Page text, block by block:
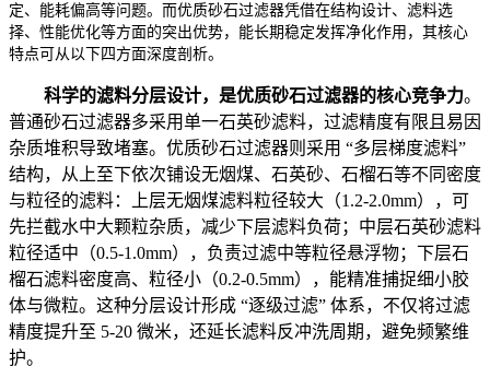
定、能耗偏高等问题。而优质砂石过滤器凭借在结构设计、滤料选
择、性能优化等方面的突出优势，能长期稳定发挥净化作用，其核心
特点可从以下四方面深度剖析。
科学的滤料分层设计，是优质砂石过滤器的核心竞争力。
普通砂石过滤器多采用单一石英砂滤料，过滤精度有限且易因
杂质堆积导致堵塞。优质砂石过滤器则采用 “多层梯度滤料”
结构，从上至下依次铺设无烟煤、石英砂、石榴石等不同密度
与粒径的滤料：上层无烟煤滤料粒径较大（1.2-2.0mm），可
先拦截水中大颗粒杂质，减少下层滤料负荷；中层石英砂滤料
粒径适中（0.5-1.0mm），负责过滤中等粒径悬浮物；下层石
榴石滤料密度高、粒径小（0.2-0.5mm），能精准捕捉细小胶
体与微粒。这种分层设计形成 “逐级过滤” 体系，不仅将过滤
精度提升至 5-20 微米，还延长滤料反冲洗周期，避免频繁维
护。